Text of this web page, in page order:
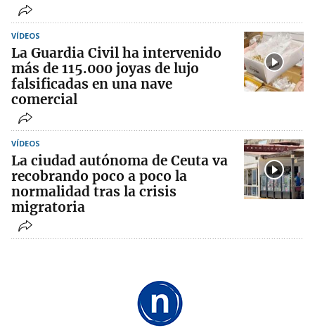
VÍDEOS
La Guardia Civil ha intervenido
más de 115.000 joyas de lujo
falsificadas en una nave
comercial
VÍDEOS
La ciudad autónoma de Ceuta va
recobrando poco a poco la
normalidad tras la crisis
migratoria